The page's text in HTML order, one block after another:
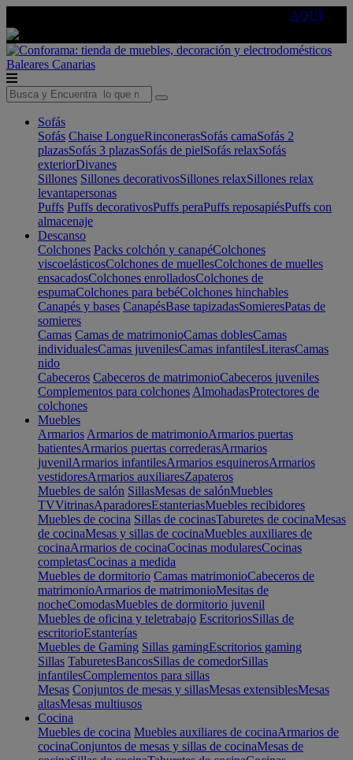
AQUÍ
Baleares Canarias
Sofás
Sofás Chaise LongueRinconerasSofás camaSofás 2
plazasSofás 3 plazasSofás de pielSofás relaxSofás
exteriorDivanes
Sillones Sillones decorativosSillones relaxSillones relax
levantapersonas
Puffs Puffs decorativosPuffs peraPuffs reposapiésPuffs con
almacenaje
Descanso
Colchones Packs colchón y canapéColchones
viscoelásticosColchones de muellesColchones de muelles
ensacadosColchones enrolladosColchones de
espumaColchones para bebéColchones hinchables
Canapés y bases CanapésBase tapizadasSomieresPatas de
somieres
Camas Camas de matrimonioCamas doblesCamas
individualesCamas juvenilesCamas infantilesLiterasCamas
nido
Cabeceros Cabeceros de matrimonioCabeceros juveniles
Complementos para colchones AlmohadasProtectores de
colchones
Muebles
Armarios Armarios de matrimonioArmarios puertas
batientesArmarios puertas correderasArmarios
juvenilArmarios infantilesArmarios esquinerosArmarios
vestidoresArmarios auxiliaresZapateros
Muebles de salón SillasMesas de salónMuebles
TVVitrinasAparadoresEstanteriasMuebles recibidores
Muebles de cocina Sillas de cocinasTaburetes de cocinaMesas
de cocinaMesas y sillas de cocinaMuebles auxiliares de
cocinaArmarios de cocinaCocinas modularesCocinas
completasCocinas a medida
Muebles de dormitorio Camas matrimonioCabeceros de
matrimonioArmarios de matrimonioMesitas de
nocheComodasMuebles de dormitorio juvenil
Muebles de oficina y teletrabajo EscritoriosSillas de
escritorioEstanterías
Muebles de Gaming Sillas gamingEscritorios gaming
Sillas TaburetesBancosSillas de comedorSillas
infantilesComplementos para sillas
Mesas Conjuntos de mesas y sillasMesas extensiblesMesas
altasMesas multiusos
Cocina
Muebles de cocina Muebles auxiliares de cocinaArmarios de
cocinaConjuntos de mesas y sillas de cocinaMesas de